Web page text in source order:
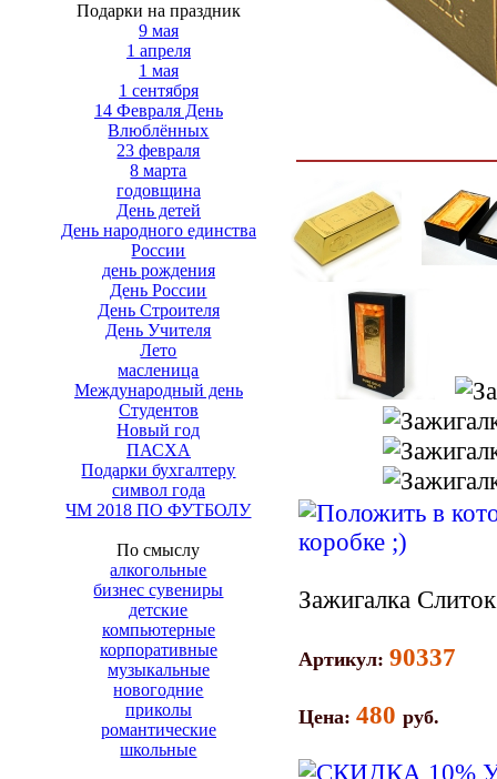
Подарки на праздник
9 мая
1 апреля
1 мая
1 сентября
14 Февраля День
Влюблённых
23 февраля
8 марта
годовщина
День детей
День народного единства
России
день рождения
День России
День Строителя
День Учителя
Лето
масленица
Международный день
Студентов
Новый год
ПАСХА
Подарки бухгалтеру
символ года
ЧМ 2018 ПО ФУТБОЛУ
По смыслу
алкогольные
бизнес сувениры
детские
компьютерные
корпоративные
музыкальные
новогодние
приколы
романтические
школьные
Зажигалка
Артикул: 90337
Цена: 480 руб.